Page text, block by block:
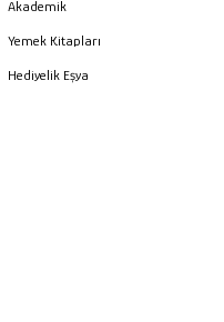
Akademik
Yemek Kitapları
Hediyelik Eşya